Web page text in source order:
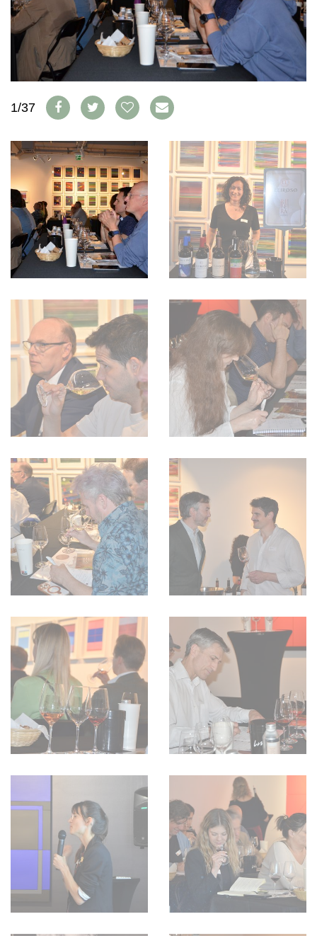
ABO
AUSGABE
ARCHIV
VORTEILSWELT
BÜCHER
WEINSZENE
PORTRAITS
VINOPHILES
ARCHIV
ANMELDEN
AWARDS
GEWINNSPIELE
TRINKREIFETABELLE
WEINSUCHE
NEWSLETTER
WINE TRADE CLUB
REDAKTION
JOBS
WERBUNG
PRESSE
IMPRESSUM
1/37